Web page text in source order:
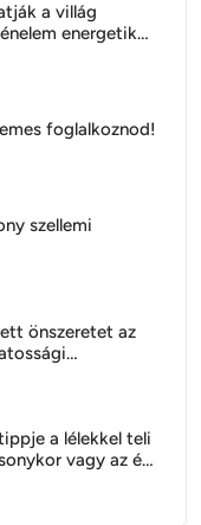
a villág
energetikai
foglalkoznod!
szellemi
önszeretet az
a lélekkel teli
vagy az év